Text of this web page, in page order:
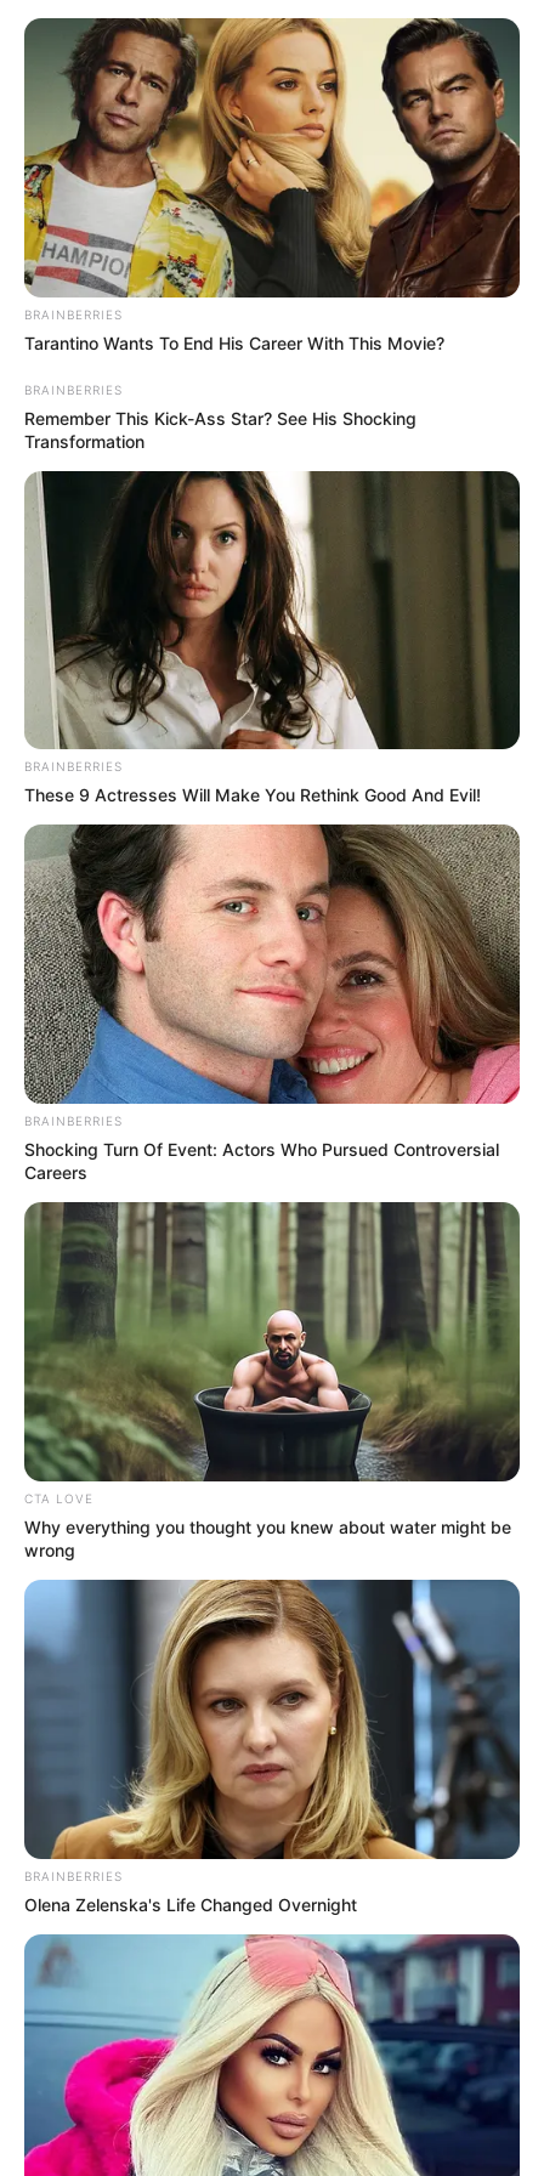
HOME
INSPIRASI
STYLE
FILM &
SERIES
NGAKAK
QUOTES
HYPE
MORE
STAYC
22
fans love
VOTE
2020
Asal:
Korea Selatan
Jumlah Anggota:
6 Member
Fandom:
SWITH
Edit
STAYC merupakangirl groupasal Korea Selatan yang
beranggotakan enam orang cewek, yakni Sumin, Isa, Seeun,
Sieun, Yoon, dan J.
BRAINBERRIES
Tarantino Wants To End His Career With This Movie?
BRAINBERRIES
Remember This Kick-Ass Star? See His Shocking
Transformation
BRAINBERRIES
These 9 Actresses Will Make You Rethink Good And Evil!
BRAINBERRIES
Shocking Turn Of Event: Actors Who Pursued Controversial
Careers
CTA LOVE
Why everything you thought you knew about water might be
wrong
BRAINBERRIES
Olena Zelenska's Life Changed Overnight